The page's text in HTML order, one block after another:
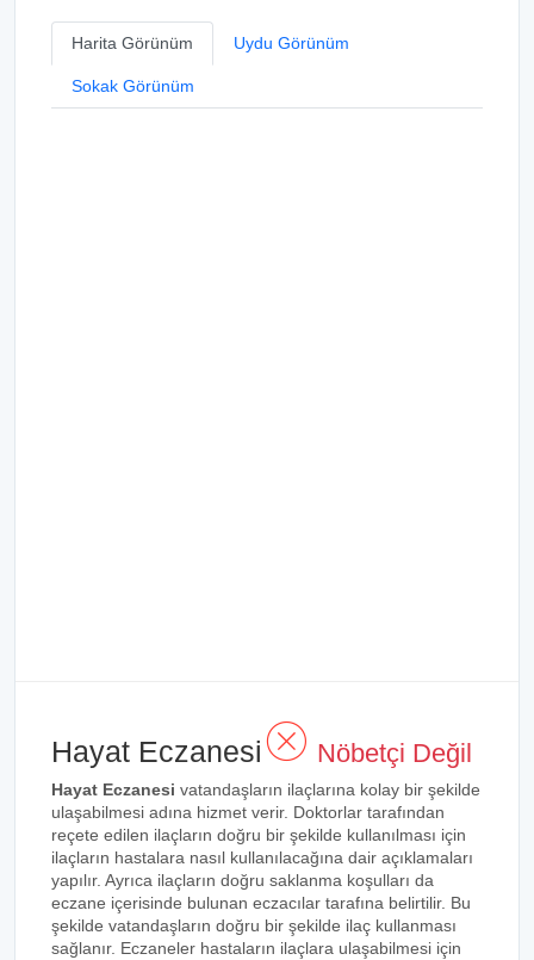
Harita Görünüm Uydu Görünüm
Sokak Görünüm
Hayat Eczanesi Nöbetçi Değil
Hayat Eczanesi vatandaşların ilaçlarına kolay bir şekilde
ulaşabilmesi adına hizmet verir. Doktorlar tarafından
reçete edilen ilaçların doğru bir şekilde kullanılması için
ilaçların hastalara nasıl kullanılacağına dair açıklamaları
yapılır. Ayrıca ilaçların doğru saklanma koşulları da
eczane içerisinde bulunan eczacılar tarafına belirtilir. Bu
şekilde vatandaşların doğru bir şekilde ilaç kullanması
sağlanır. Eczaneler hastaların ilaçlara ulaşabilmesi için